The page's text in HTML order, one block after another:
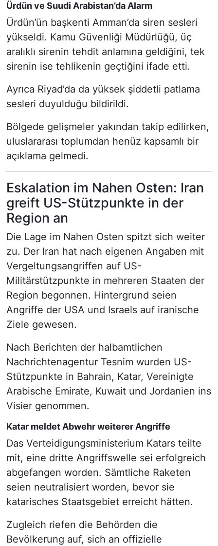
Ürdün ve Suudi Arabistan’da Alarm
Ürdün’ün başkenti Amman’da siren sesleri
yükseldi. Kamu Güvenliği Müdürlüğü, üç
aralıklı sirenin tehdit anlamına geldiğini, tek
sirenin ise tehlikenin geçtiğini ifade etti.
Ayrıca Riyad’da da yüksek şiddetli patlama
sesleri duyulduğu bildirildi.
Bölgede gelişmeler yakından takip edilirken,
uluslararası toplumdan henüz kapsamlı bir
açıklama gelmedi.
Eskalation im Nahen Osten: Iran
greift US-Stützpunkte in der
Region an
Die Lage im Nahen Osten spitzt sich weiter
zu. Der Iran hat nach eigenen Angaben mit
Vergeltungsangriffen auf US-
Militärstützpunkte in mehreren Staaten der
Region begonnen. Hintergrund seien
Angriffe der USA und Israels auf iranische
Ziele gewesen.
Nach Berichten der halbamtlichen
Nachrichtenagentur Tesnim wurden US-
Stützpunkte in Bahrain, Katar, Vereinigte
Arabische Emirate, Kuwait und Jordanien ins
Visier genommen.
Katar meldet Abwehr weiterer Angriffe
Das Verteidigungsministerium Katars teilte
mit, eine dritte Angriffswelle sei erfolgreich
abgefangen worden. Sämtliche Raketen
seien neutralisiert worden, bevor sie
katarisches Staatsgebiet erreicht hätten.
Zugleich riefen die Behörden die
Bevölkerung auf, sich an offizielle